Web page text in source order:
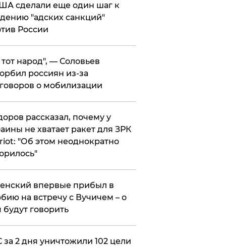
сделали еще один шаг к
"адских санкций"
России
народ", — Соловьев
россиян из-за
о мобилизации
рассказал, почему у
не хватает ракет для ЗРК
"Об этом неоднократно
впервые прибыл в
на встречу с Вучичем – о
будут говорить
за 2 дня уничтожили 102 цели